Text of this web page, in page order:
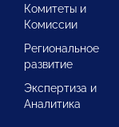
Комитеты и
Комиссии
Региональное
развитие
Экспертиза и
Аналитика